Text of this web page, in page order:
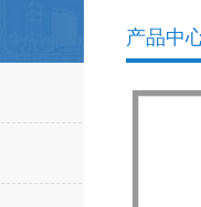
产品中